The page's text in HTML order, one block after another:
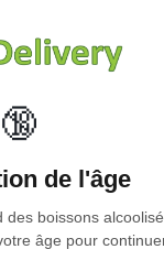
défini
"
🔞
de l'âge
des boissons
âge pour